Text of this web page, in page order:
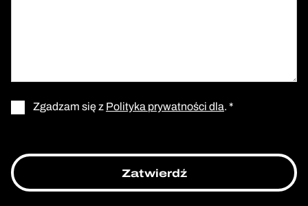
Zgadzam się z Polityka prywatności dla. *